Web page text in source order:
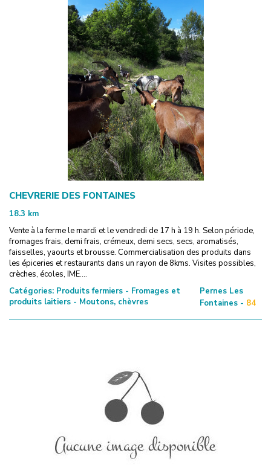
CHEVRERIE DES FONTAINES
18.3 km
Vente à la ferme le mardi et le vendredi de 17 h à 19 h. Selon période,
fromages frais, demi frais, crémeux, demi secs, secs, aromatisés,
faisselles, yaourts et brousse. Commercialisation des produits dans
les épiceries et restaurants dans un rayon de 8kms. Visites possibles,
crèches, écoles, IME....
Catégories: Produits fermiers - Fromages et
produits laitiers - Moutons, chèvres
Pernes Les
Fontaines - 84